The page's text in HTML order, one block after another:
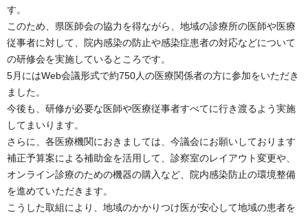
す。
このため、県医師会の協力を得ながら、地域の診療所の医師や医療
従事者に対して、院内感染の防止や感染症患者の対応などについて
の研修会を実施しているところです。
5月にはWeb会議形式で約750人の医療関係者の方に参加をいただき
ました。
今後も、研修が必要な医師や医療従事者すべてに行き渡るよう実施
してまいります。
さらに、各医療機関におきましては、今議会にお願いしております
補正予算案による補助金を活用して、診察室のレイアウト変更や、
オンライン診療のための機器の購入など、院内感染防止の環境整備
を進めていただきます。
こうした取組により、地域のかかりつけ医が安心して地域の患者を